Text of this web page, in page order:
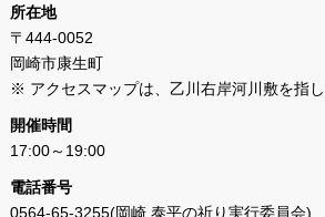
所在地
〒444-0052
岡崎市康生町
※ アクセスマップは、乙川右岸河川敷を指
開催時間
17:00～19:00
電話番号
0564-65-3255(岡崎 泰平の祈り実行委員会)